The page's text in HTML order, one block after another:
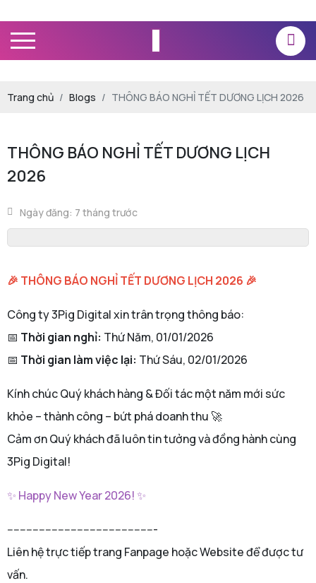
Trang chủ Blogs THÔNG BÁO NGHỈ TẾT DƯƠNG LỊCH 2026
THÔNG BÁO NGHỈ TẾT DƯƠNG LỊCH
2026
Ngày đăng: 7 tháng trước
🎉 THÔNG BÁO NGHỈ TẾT DƯƠNG LỊCH 2026 🎉
Công ty 3Pig Digital xin trân trọng thông báo:
📅 Thời gian nghỉ: Thứ Năm, 01/01/2026
📅 Thời gian làm việc lại: Thứ Sáu, 02/01/2026
Kính chúc Quý khách hàng & Đối tác một năm mới sức
khỏe – thành công – bứt phá doanh thu 🚀
Cảm ơn Quý khách đã luôn tin tưởng và đồng hành cùng
3Pig Digital!
✨ Happy New Year 2026! ✨
-----------------------------------------------
Liên hệ trực tiếp trang Fanpage hoặc Website để được tư
vấn.